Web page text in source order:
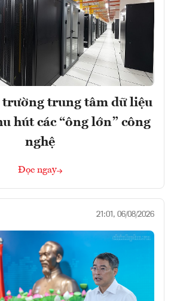
trung tâm dữ liệu
hút các “ông lớn” công
nghệ
Đọc ngay
21:01, 06/08/2026